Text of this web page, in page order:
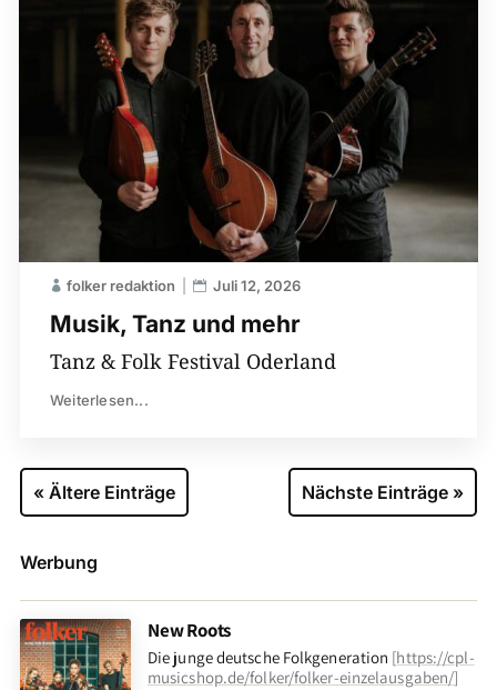
Musik, Tanz und mehr
folker redaktion Juli 12, 2026
Tanz & Folk Festival Oderland
Weiterlesen...
« Ältere Einträge Nächste Einträge »
Werbung
New Roots
Die junge deutsche Folkgeneration [https://cpl-
musicshop.de/folker/folker-einzelausgaben/]